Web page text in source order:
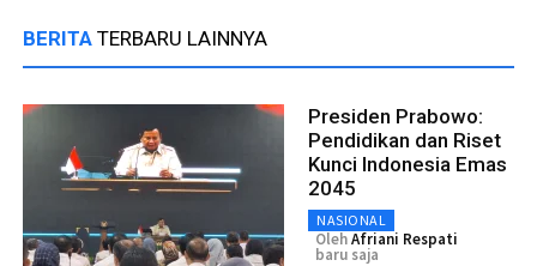
BERITA TERBARU LAINNYA
Presiden Prabowo:
Pendidikan dan Riset
Kunci Indonesia Emas
2045
NASIONAL
OlehAfriani Respati
baru saja